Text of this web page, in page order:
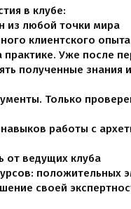
в клубе:
из любой точки мира
клиентского опыта
практике. Уже после
полученные знания
Только
работы с
от ведущих клуба
положительных
своей